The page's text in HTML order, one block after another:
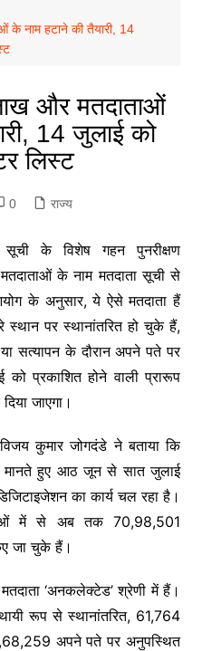
के नाम हटाने की तैयारी, 14
और मतदाताओं
14 जुलाई को
लिस्ट
0 राज्य
सूची के विशेष गहन पुनरीक्षण
के नाम मतदाता सूची से
के अनुसार, ये ऐसे मतदाता हैं
पर स्थानांतरित हो चुके हैं,
सत्यापन के दौरान अपने पते पर
प्रकाशित होने वाली प्रारूप
जाएगा।
कुमार जोगदंडे ने बताया कि
मानते हुए आठ जून से सात जुलाई
का कार्य चल रहा है।
में से अब तक 70,98,501
जा चुके हैं।
‘अनकलेक्टेड’ श्रेणी में हैं।
रूप से स्थानांतरित, 61,764
अपने पते पर अनुपस्थित